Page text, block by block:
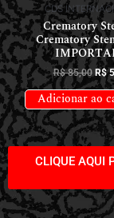
CDS
Crematory
Crematory
R$85,00 R$
Adicionar ao
CLIQUE AQUI